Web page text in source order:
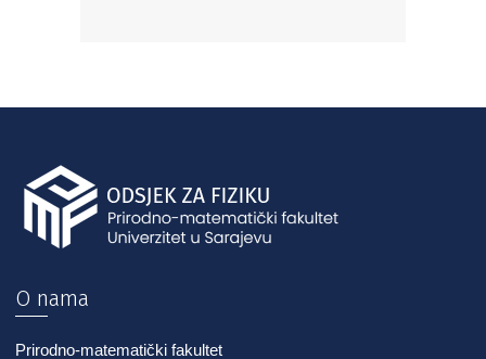
O nama
Prirodno-matematički fakultet